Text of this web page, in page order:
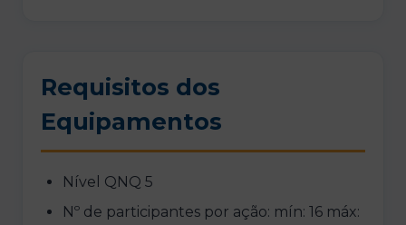
Requisitos dos
Equipamentos
Nível QNQ 5
Nº de participantes por ação: mín: 16 máx: